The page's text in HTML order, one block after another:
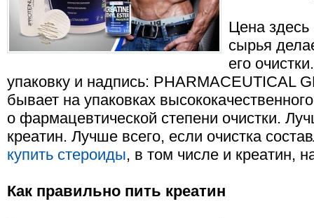
Цена здесь
сырья
его
упаковку и надпись: PHARMACEUTICAL
бывает на упаковках
о фармацевтической степени очистки.
креатин. Лучше всего, если очистка
купить стероиды, в том числе и креатин,
Как правильно пить креатин